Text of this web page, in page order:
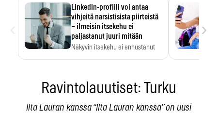
LinkedIn-profiili voi antaa
vihjeitä narsistisista piirteistä
– ilmeisin itsekehu ei
paljastanut juuri mitään
Näkyvin itsekehu ei ennustanut
›
Ravintolauutiset: Turku
Ilta Lauran kanssa “Ilta Lauran kanssa” on uusi